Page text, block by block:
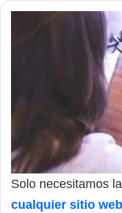
Solo necesitamos
cualquier sitio